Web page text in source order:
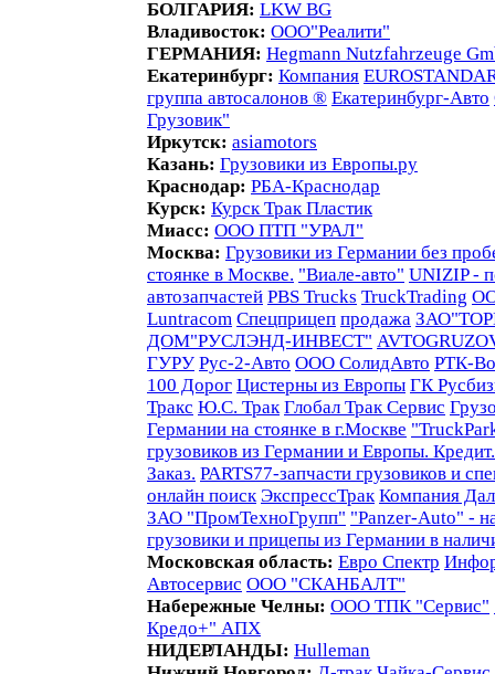
БОЛГАРИЯ: LKW BG
Владивосток: ООО"Реалити"
ГЕРМАНИЯ: Hegmann Nutzfahrzeuge
Екатеринбург: Компания
группа автосалонов ® Екатеринбург-Авто
Грузовик"
Иркутск: asiamotors
Казань: Грузовики из Европы.ру
Краснодар: РБА-Краснодар
Курск: Курск Трак Пластик
Миасс: ООО ПТП "УРАЛ"
Москва: Грузовики из Германии без
стоянке в Москве. "Виале-авто" UNIZIP -
автозапчастей PBS Trucks TruckTrading
Luntracom Спецприцеп продажа
ДОМ"РУСЛЭНД-ИНВЕСТ"
ГУРУ Рус-2-Авто OOO СолидАвто РТК-
100 Дорог Цистерны из Европы ГК
Тракс Ю.С. Трак Глобал Трак Сервис
Германии на стоянке в г.Москве
грузовиков из Германии и Европы.
Заказ. PARTS77-запчасти грузовиков и
онлайн поиск ЭкспрессТрак Компания
ЗАО "ПромТехноГрупп" "Panzer-Auto" -
грузовики и прицепы из Германии в
Московская область: Евро Спектр
Автосервис ООО "СКАНБАЛТ"
Набережные Челны: ООО ТПК "Сервис"
Кредо+" АПХ
НИДЕРЛАНДЫ: Hulleman